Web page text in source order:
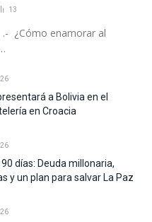
13
.- ¿Cómo enamorar al
a Bolivia en el
en Croacia
días: Deuda millonaria,
y un plan para salvar La Paz